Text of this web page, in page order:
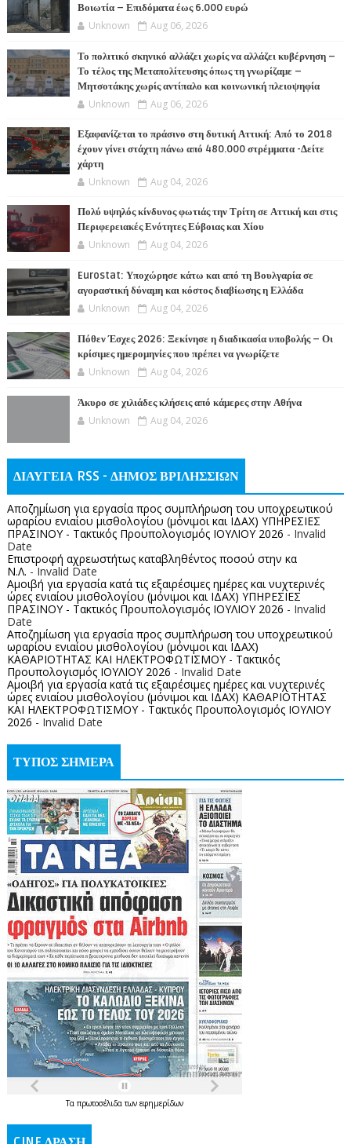
Βοιωτία – Επιδόματα έως 6.000 ευρώ
Unknown Aug 06, 2026
Το πολιτικό σκηνικό αλλάζει χωρίς να αλλάζει κυβέρνηση –
Το τέλος της Μεταπολίτευσης όπως τη γνωρίζαμε –
Μητσοτάκης χωρίς αντίπαλο και κοινωνική πλειοψηφία
Unknown Aug 06, 2026
Εξαφανίζεται το πράσινο στη δυτική Αττική: Από το 2018
έχουν γίνει στάχτη πάνω από 480.000 στρέμματα -Δείτε
χάρτη
Unknown Aug 04, 2026
Πολύ υψηλός κίνδυνος φωτιάς την Τρίτη σε Αττική και στις
Περιφερειακές Ενότητες Εύβοιας και Χίου
Unknown Aug 04, 2026
Eurostat: Υποχώρησε κάτω και από τη Βουλγαρία σε
αγοραστική δύναμη και κόστος διαβίωσης η Ελλάδα
Unknown Aug 04, 2026
Πόθεν Έσχες 2026: Ξεκίνησε η διαδικασία υποβολής – Οι
κρίσιμες ημερομηνίες που πρέπει να γνωρίζετε
Unknown Aug 04, 2026
Άκυρο σε χιλιάδες κλήσεις από κάμερες στην Αθήνα
Unknown Aug 04, 2026
ΔΙΑΥΓΕΙΑ RSS - ΔΗΜΟΣ ΒΡΙΛΗΣΣΙΩΝ
Αποζημίωση για εργασία προς συμπλήρωση του υποχρεωτικού
ωραρίου ενιαίου μισθολογίου (μόνιμοι και ΙΔΑΧ) ΥΠΗΡΕΣΙΕΣ
ΠΡΑΣΙΝΟΥ - Τακτικός Προυπολογισμός ΙΟΥΛΙΟΥ 2026 - Invalid
Date
Επιστροφή αχρεωστήτως καταβληθέντος ποσoύ στην κα
Ν.Λ. - Invalid Date
Αμοιβή για εργασία κατά τις εξαιρέσιμες ημέρες και νυχτερινές
ώρες ενιαίου μισθολογίου (μόνιμοι και ΙΔΑΧ) ΥΠΗΡΕΣΙΕΣ
ΠΡΑΣΙΝΟΥ - Τακτικός Προυπολογισμός ΙΟΥΛΙΟΥ 2026 - Invalid
Date
Αποζημίωση για εργασία προς συμπλήρωση του υποχρεωτικού
ωραρίου ενιαίου μισθολογίου (μόνιμοι και ΙΔΑΧ)
ΚΑΘΑΡΙΟΤΗΤΑΣ ΚΑΙ ΗΛΕΚΤΡΟΦΩΤΙΣΜΟΥ - Τακτικός
Προυπολογισμός ΙΟΥΛΙΟΥ 2026 - Invalid Date
Αμοιβή για εργασία κατά τις εξαιρέσιμες ημέρες και νυχτερινές
ώρες ενιαίου μισθολογίου (μόνιμοι και ΙΔΑΧ) ΚΑΘΑΡΙΟΤΗΤΑΣ
ΚΑΙ ΗΛΕΚΤΡΟΦΩΤΙΣΜΟΥ - Τακτικός Προυπολογισμός ΙΟΥΛΙΟΥ
2026 - Invalid Date
ΤΥΠΟΣ ΣΗΜΕΡΑ
Τα πρωτοσέλιδατων εφημερίδων